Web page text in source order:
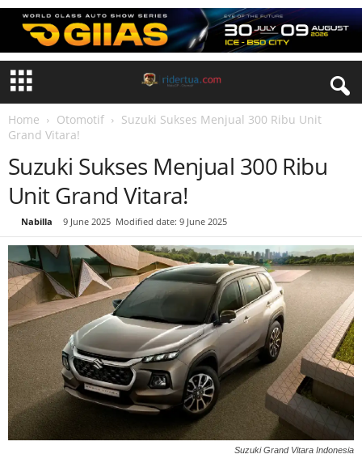
Home Otomotif
Suzuki Sukses Menjual 300 Ribu Unit
Grand Vitara!
Suzuki Sukses Menjual 300 Ribu
Unit Grand Vitara!
Nabilla 9 June 2025 Modified date: 9 June 2025
Suzuki Grand Vitara Indonesia